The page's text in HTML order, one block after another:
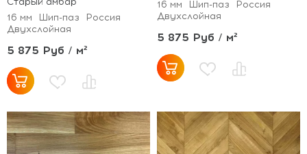
16 мм
Шип-паз
Россия
Двухслойная
5 875 Руб / м²
16 мм Шип-паз
Россия
Двухслойная
5 875 Руб / м²